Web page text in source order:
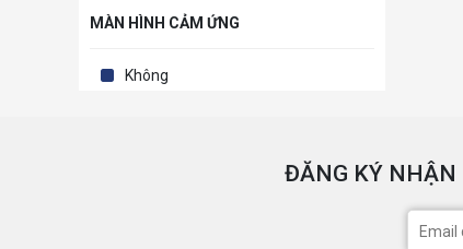
MÀN HÌNH CẢM ỨNG
Không
ĐĂNG KÝ NHẬN